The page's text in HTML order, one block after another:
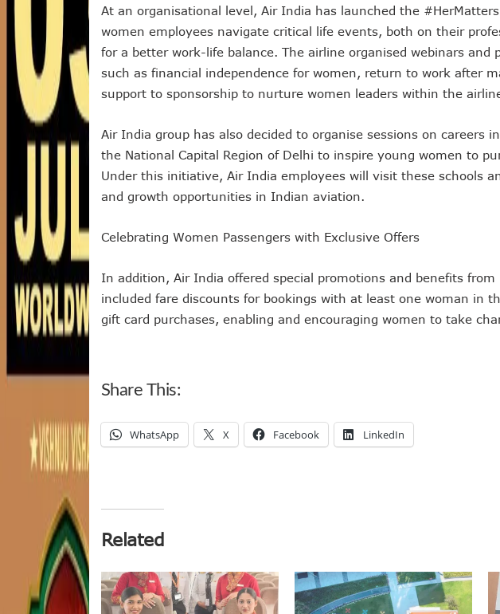
At an organisational level, Air India has launched the
women employees navigate critical life events, both on their
for a better work-life balance. The airline organised webinars and
such as financial independence for women, return to work after
support to sponsorship to nurture women leaders within the
Air India group has also decided to organise sessions on careers
the National Capital Region of Delhi to inspire young women to
Under this initiative, Air India employees will visit these schools
and growth opportunities in Indian aviation.
Celebrating Women Passengers with Exclusive Offers
In addition, Air India offered special promotions and benefits
included fare discounts for bookings with at least one woman in
gift card purchases, enabling and encouraging women to take
Share This:
WhatsApp X Facebook LinkedIn
Related